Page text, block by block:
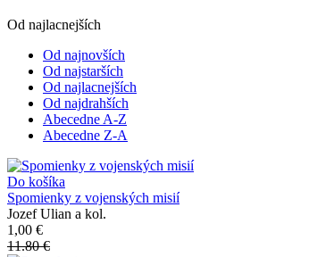
Od najlacnejších
Od najnovších
Od najstarších
Od najlacnejších
Od najdrahších
Abecedne A-Z
Abecedne Z-A
Do košíka
Spomienky z vojenských misií
Jozef Ulian a kol.
1,00 €
11.80 €